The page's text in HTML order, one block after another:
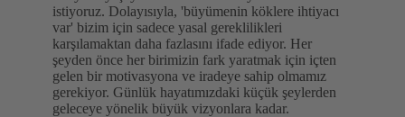
istiyoruz. Dolayısıyla, 'büyümenin köklere ihtiyacı
var' bizim için sadece yasal gereklilikleri
karşılamaktan daha fazlasını ifade ediyor. Her
şeyden önce her birimizin fark yaratmak için içten
gelen bir motivasyona ve iradeye sahip olmamız
gerekiyor. Günlük hayatımızdaki küçük şeylerden
geleceye yönelik büyük vizyonlara kadar.